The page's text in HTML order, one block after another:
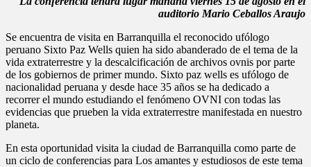
dicta
Charla
En
Barranquilla
auditorio Mario Ceballos Araujo
Se encuentra de visita en Barranquilla el reconocido ufólogo
peruano Sixto Paz Wells quien ha sido abanderado de el tema de la
vida extraterrestre y la descalcificación de archivos ovnis por parte
de los gobiernos de primer mundo. Sixto paz wells es ufólogo de
nacionalidad peruana y desde hace 35 años se ha dedicado a
recorrer el mundo estudiando el fenómeno OVNI con todas las
evidencias que prueben la vida extraterrestre manifestada en nuestro
planeta.
En esta oportunidad visita la ciudad de Barranquilla como parte de
un ciclo de conferencias para Los amantes y estudiosos de este tema